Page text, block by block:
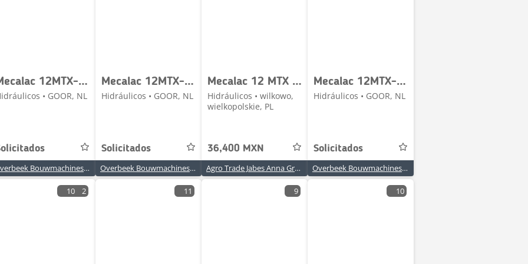
Mecalac 12MTX-5671188-Support cylinder/Stuetzzylinder
• GOOR, NL
Overbeek Bouwmachines BV
Mecalac 12MTX-5350239-Rexroth A11VO75-Load sensing pump
Hidráulicos • GOOR, NL
Solicitados
Overbeek Bouwmachines BV
Mecalac 12 MTX 4.5 Hydraulic Distributor 07260157
Hidráulicos • wilkowo,
wielkopolskie, PL
36,400 MXN
Agro Trade Jabes Anna Grzegorczyk
Mecalac 12MTX-Rexroth A4VG085-Drive pump/Fahrpumpe/Rijpomp
Hidráulicos • GOOR, NL
Solicitados
Overbeek Bouwmachines BV
10 2 11 9 10